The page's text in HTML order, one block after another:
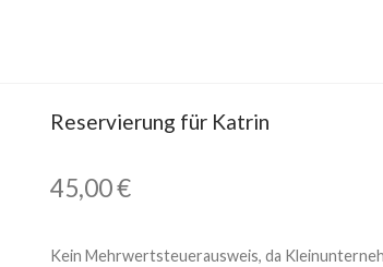
Reservierung für Katrin
45,00€
Kein Mehrwertsteuerausweis, da